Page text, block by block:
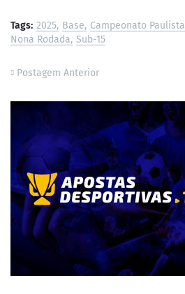
Tags: 2025 Base Campeonato Paulista
Nona Rodada Sub-15
Postagem Anterior